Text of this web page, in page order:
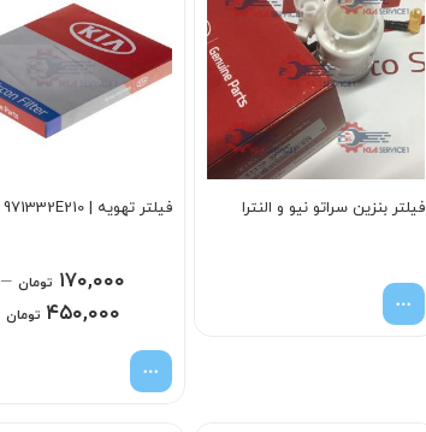
فیلتر بنزین سراتو نیو و النترا فیلتر تهویه | 971332E210
۱۷۰,۰۰۰ تومان –
۴۵۰,۰۰۰ تومان